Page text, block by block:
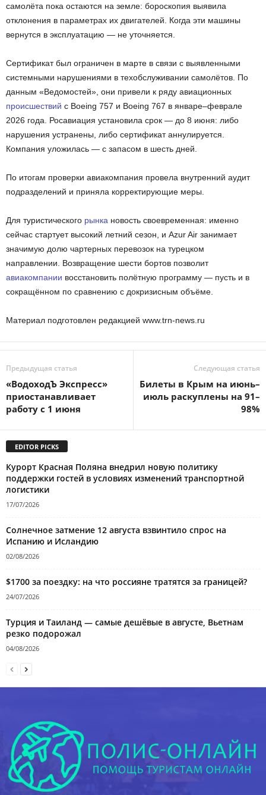
самолёта пока остаются на земле: бороскопия выявила
отклонения в параметрах их двигателей. Когда эти машины
вернутся в эксплуатацию — не уточняется.
Сертификат был ограничен в марте в связи с выявленными
системными нарушениями в техобслуживании самолётов. По
данным «Ведомостей», они привели к ряду авиационных
происшествий с Boeing 757 и Boeing 767 в январе–феврале
2026 года. Росавиация установила срок — до 8 июня: либо
нарушения устранены, либо сертификат аннулируется.
Компания уложилась — с запасом в шесть дней.
По итогам проверки авиакомпания провела внутренний аудит
подразделений и приняла корректирующие меры.
Для туристического рынка новость своевременная: именно
сейчас стартует высокий летний сезон, и Azur Air занимает
значимую долю чартерных перевозок на турецком
направлении. Возвращение шести бортов позволит
авиакомпании восстановить полётную программу — пусть и в
сокращённом по сравнению с докризисным объёме.
Материал подготовлен редакцией www.trn-news.ru
Предыдущая статья
«ВодоходЪ Экспресс»
приостанавливает
работу с 1 июня
Следующая статья
Билеты в Крым на июнь–
июль раскуплены на 91–
98%
EDITOR PICKS
Курорт Красная Поляна внедрил новую политику
поддержки гостей в условиях изменений транспортной
логистики
17/07/2026
Солнечное затмение 12 августа взвинтило спрос на
Испанию и Исландию
02/08/2026
$1700 за поездку: на что россияне тратятся за границей?
24/07/2026
Турция и Таиланд — самые дешёвые в августе, Вьетнам
резко подорожал
04/08/2026